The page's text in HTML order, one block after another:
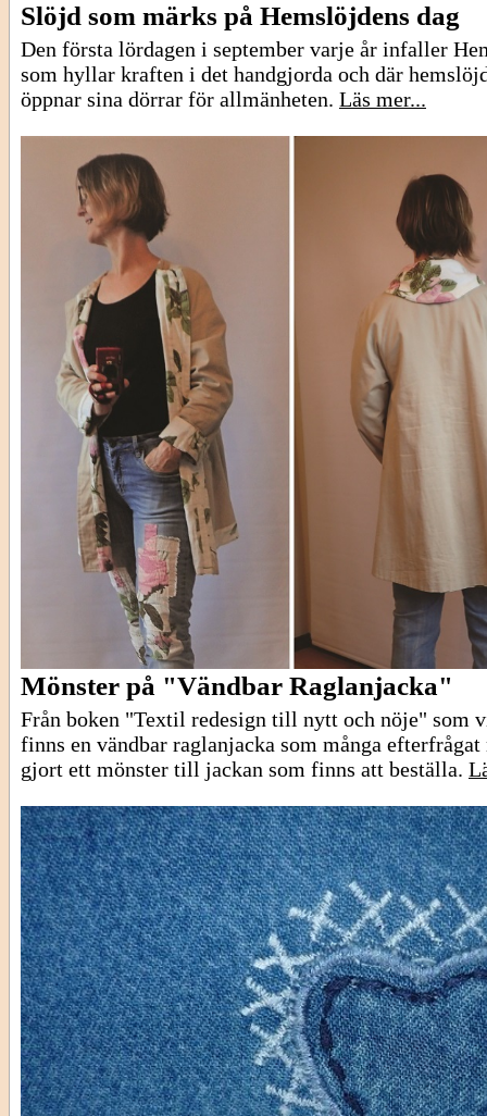
Slöjd som märks på Hemslöjdens dag
Den första lördagen i september varje år infaller
som hyllar kraften i det handgjorda och där
öppnar sina dörrar för allmänheten. Läs mer...
Mönster på "Vändbar Raglanjacka"
Från boken "Textil redesign till nytt och nöje" som
finns en vändbar raglanjacka som många
gjort ett mönster till jackan som finns att beställa.